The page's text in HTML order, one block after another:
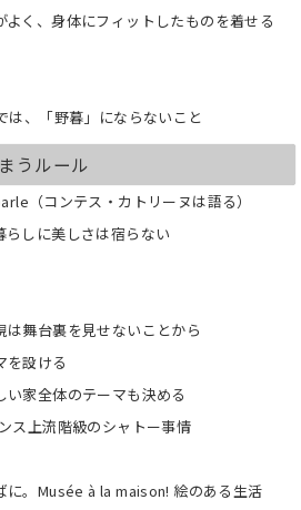
よく、身体にフィットしたものを着せる
は、「野暮」にならないこと
うルール
（コンテス・カトリーヌは語る）
らしに美しさは宿らない
は舞台裏を見せないことから
を設ける
い家全体のテーマも決める
ス上流階級のシャトー事情
に。Musée à la maison! 絵のある生活